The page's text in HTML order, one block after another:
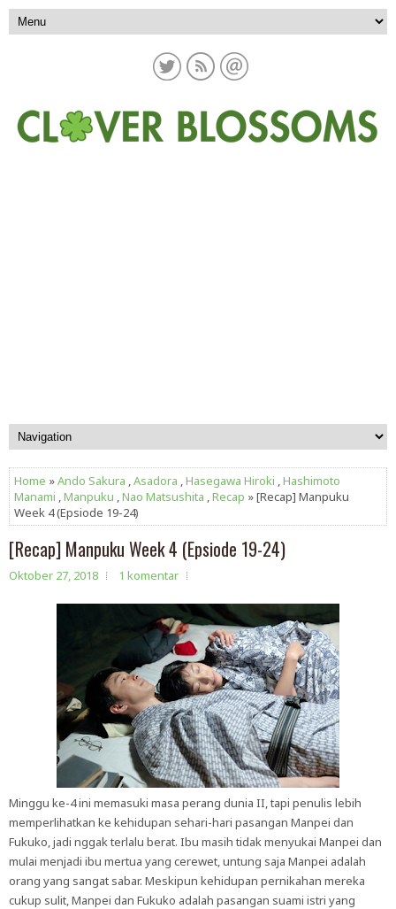
Home »Ando Sakura ,Asadora ,Hasegawa Hiroki ,Hashimoto
Manami ,Manpuku ,Nao Matsushita ,Recap » [Recap] Manpuku
Week 4 (Epsiode 19-24)
[Recap] Manpuku Week 4 (Epsiode 19-24)
Oktober 27, 2018 1 komentar
Minggu ke-4 ini memasuki masa perang dunia II, tapi penulis lebih
memperlihatkan ke kehidupan sehari-hari pasangan Manpei dan
Fukuko, jadi nggak terlalu berat. Ibu masih tidak menyukai Manpei dan
mulai menjadi ibu mertua yang cerewet, untung saja Manpei adalah
orang yang sangat sabar. Meskipun kehidupan pernikahan mereka
cukup sulit, Manpei dan Fukuko adalah pasangan suami istri yang